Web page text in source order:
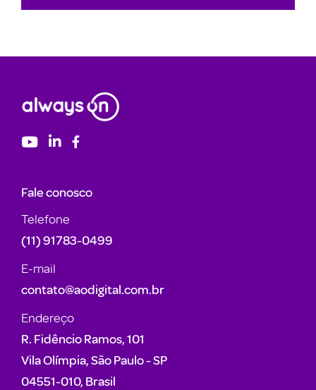
Fale conosco
Telefone
(11) 91783-0499
E-mail
contato@aodigital.com.br
Endereço
R. Fidêncio Ramos, 101
Vila Olímpia, São Paulo - SP
04551-010, Brasil